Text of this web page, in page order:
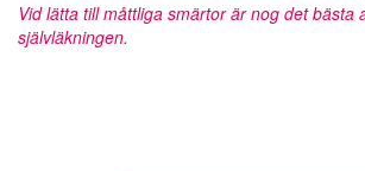
Vid lätta till måttliga smärtor är nog det bästa
självläkningen.